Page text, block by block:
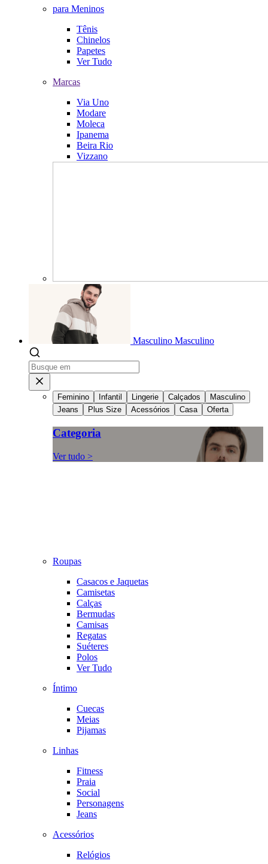
para Meninos
Tênis
Chinelos
Papetes
Ver Tudo
Marcas
Via Uno
Modare
Moleca
Ipanema
Beira Rio
Vizzano
Masculino Masculino
Feminino Infantil Lingerie Calçados
Masculino
Jeans
Plus Size Acessórios Casa Oferta
Categoria
Ver tudo >
Roupas
Casacos e Jaquetas
Camisetas
Calças
Bermudas
Camisas
Regatas
Suéteres
Polos
Ver Tudo
Íntimo
Cuecas
Meias
Pijamas
Linhas
Fitness
Praia
Social
Personagens
Jeans
Acessórios
Relógios